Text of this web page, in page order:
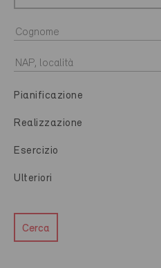
Pianificazione
Realizzazione
Esercizio
Ulteriori
Cerca